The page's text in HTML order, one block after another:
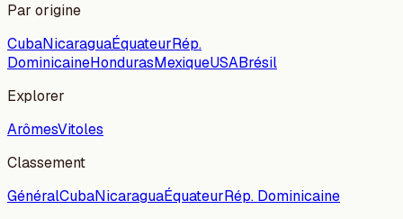
Par origine
CubaNicaraguaÉquateurRép.
DominicaineHondurasMexiqueUSABrésil
Explorer
ArômesVitoles
Classement
GénéralCubaNicaraguaÉquateurRép. Dominicaine